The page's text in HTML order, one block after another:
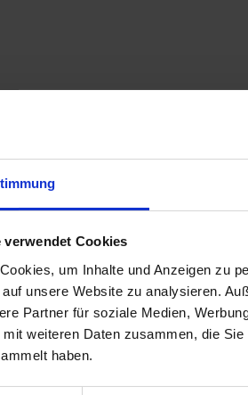
verwendet Cookies
um Inhalte und Anzeigen zu
unsere Website zu analysieren.
Partner für soziale Medien,
weiteren Daten zusammen, die
haben.
mit CNC-Steuerung für
von 500 x 100 x 203,2